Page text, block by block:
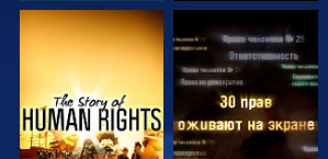
СМОТРЕТЬ СМОТРЕТЬ